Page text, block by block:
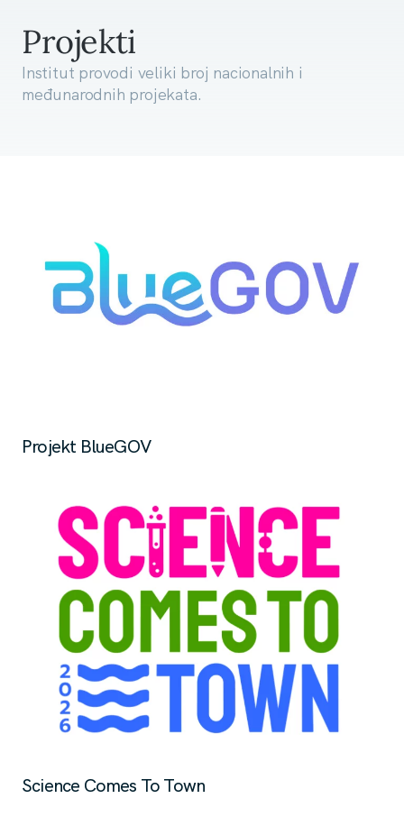
Projekti
Institut provodi veliki broj nacionalnih i
međunarodnih projekata.
Projekt BlueGOV
Science Comes To Town